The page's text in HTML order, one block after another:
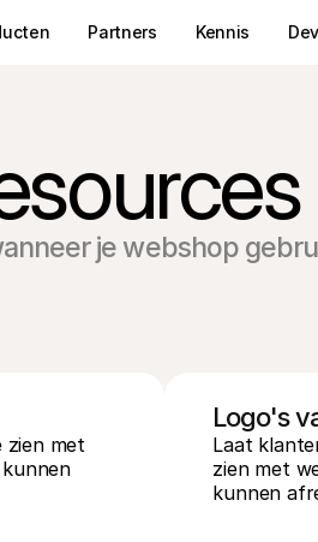
je webshop
zien met
Logo's
Laat
zien met
kunnen
Partners Kennis